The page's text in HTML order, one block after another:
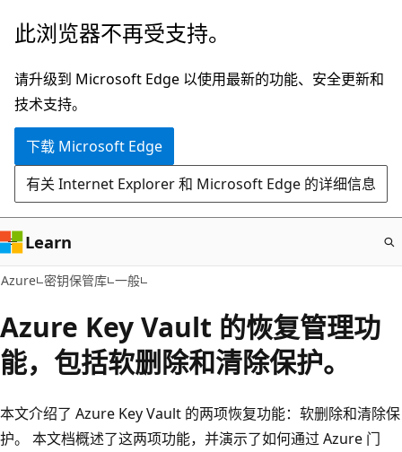
跳
主
要
内
此浏览器不再受支持。
请升级到 Microsoft Edge 以使用最新的功能、安全更新和
技术支持。
下载 Microsoft Edge
有关 Internet Explorer 和 Microsoft Edge 的详细信息
Learn
Azure 密钥保管库 一般
Azure Key Vault 的恢复管理功
能，包括软删除和清除保护。
本文介绍了 Azure Key Vault 的两项恢复功能：软删除和清除保
护。 本文档概述了这两项功能，并演示了如何通过 Azure 门